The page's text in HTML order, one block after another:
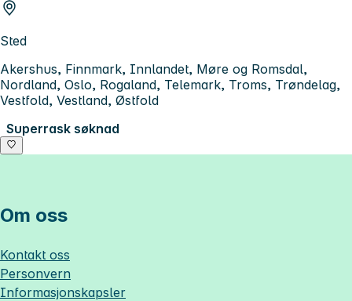
Sted
Akershus, Finnmark, Innlandet, Møre og Romsdal,
Nordland, Oslo, Rogaland, Telemark, Troms, Trøndelag,
Vestfold, Vestland, Østfold
Superrask søknad
Om oss
Kontakt oss
Personvern
Informasjonskapsler